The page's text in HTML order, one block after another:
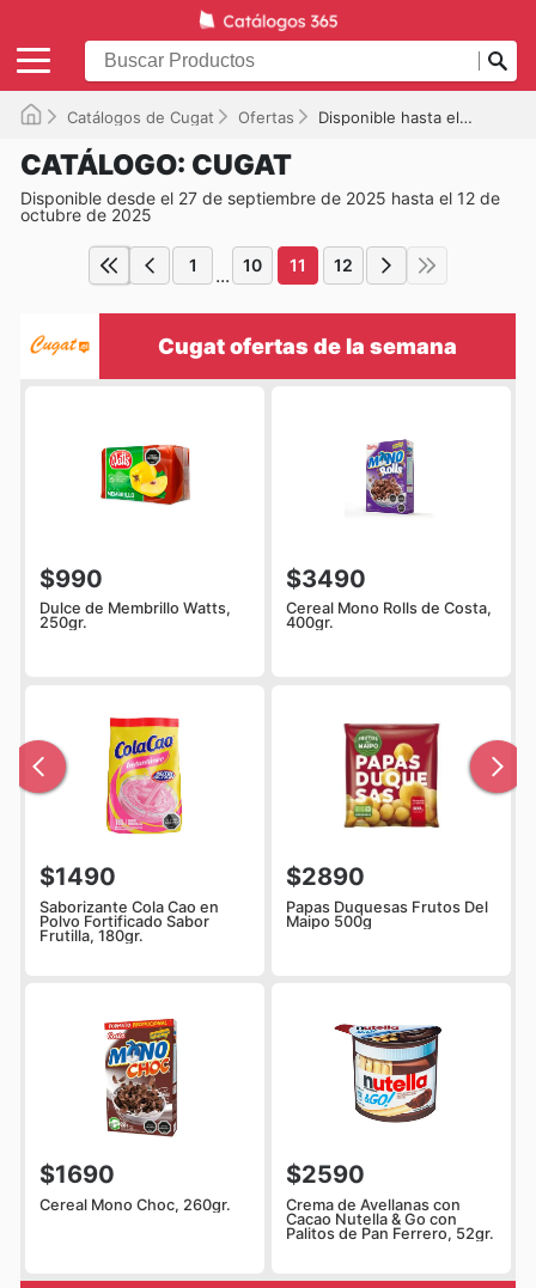
Catálogos de Cugat Ofertas Disponible hasta el 12-10-2025
CATÁLOGO: CUGAT
Disponible desde el 27 de septiembre de 2025 hasta el 12 de
octubre de 2025
1 ... 10 11 12
Cugat ofertas de la semana
$990
Dulce de Membrillo Watts,
250gr.
$3490
Cereal Mono Rolls de Costa,
400gr.
$1490
Saborizante Cola Cao en
Polvo Fortificado Sabor
Frutilla, 180gr.
$2890
Papas Duquesas Frutos Del
Maipo 500g
$1690
Cereal Mono Choc, 260gr.
$2590
Crema de Avellanas con
Cacao Nutella & Go con
Palitos de Pan Ferrero, 52gr.